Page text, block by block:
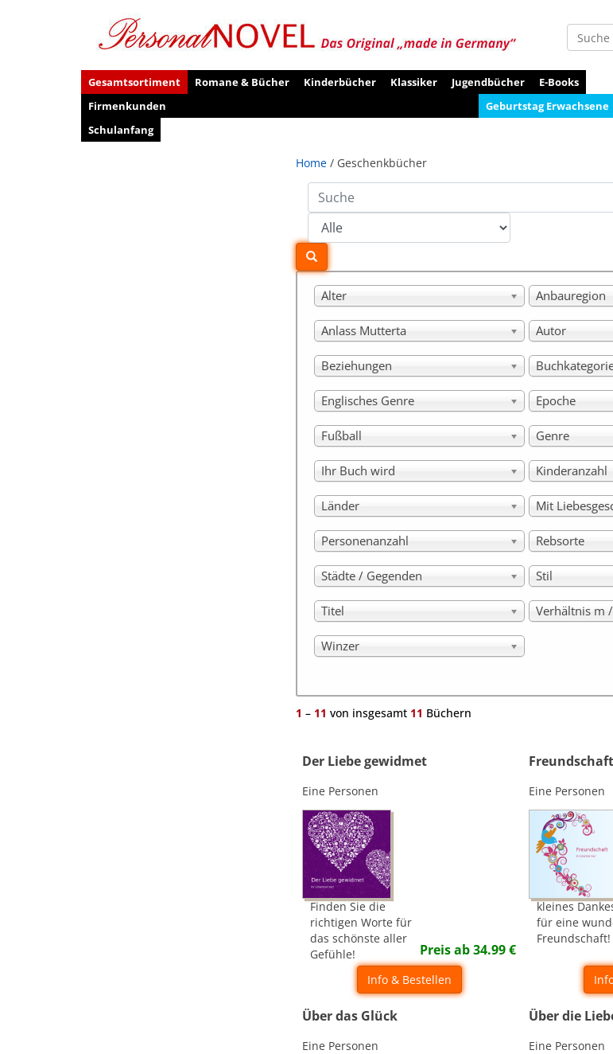
Suche
Gesamtsortiment Romane & Bücher Kinderbücher Klassiker Jugendbücher
E-Books
Firmenkunden
Geburtstag Erwachsene
Schulanfang
Home / Geschenkbücher
Alter Anbauregion
Anlass Mutterta Autor
Beziehungen
Englisches Genre Epoche
Fußball Genre
Ihr Buch wird Kinderanzahl
Länder Mit
Personenanzahl Rebsorte
Städte / Gegenden Stil
Titel Verhältnis m
Winzer
1 – 11 von insgesamt 11 Büchern
Der Liebe gewidmet
Eine Personen
Finden Sie die
richtigen Worte für
das schönste aller
Gefühle!
Preis ab34.99€
Info & Bestellen
Freundschaft
Eine Personen
kleines
für eine
Freundschaft!
Über das Glück
Eine Personen
Über die
Eine Personen